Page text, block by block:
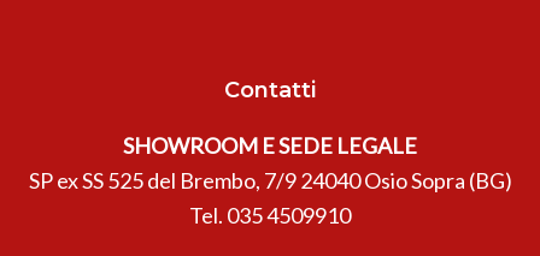
Contatti
SHOWROOM E SEDE LEGALE
SP ex SS 525 del Brembo, 7/9 24040 Osio Sopra (BG)
Tel. 035 4509910